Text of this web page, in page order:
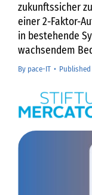
zukunftssicher
einer 2-Faktor-
in bestehende
wachsendem
By pace-IT • Published